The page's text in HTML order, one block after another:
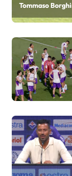
Tommaso